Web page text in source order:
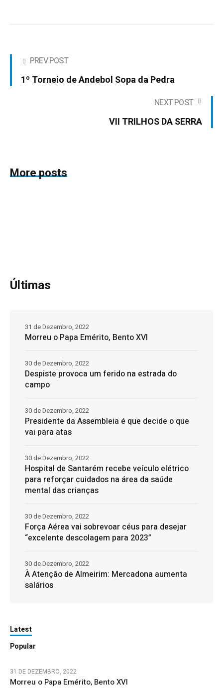
PREV POST
1º Torneio de Andebol Sopa da Pedra
NEXT POST
VII TRILHOS DA SERRA
More posts
Últimas
Morreu o Papa Emérito, Bento XVI
31 de Dezembro, 2022
Despiste provoca um ferido na estrada do
campo
30 de Dezembro, 2022
Presidente da Assembleia é que decide o que
vai para atas
30 de Dezembro, 2022
Hospital de Santarém recebe veículo elétrico
para reforçar cuidados na área da saúde
mental das crianças
30 de Dezembro, 2022
Força Aérea vai sobrevoar céus para desejar
“excelente descolagem para 2023”
30 de Dezembro, 2022
À Atenção de Almeirim: Mercadona aumenta
salários
30 de Dezembro, 2022
Latest
Popular
31 DE DEZEMBRO, 2022
Morreu o Papa Emérito, Bento XVI